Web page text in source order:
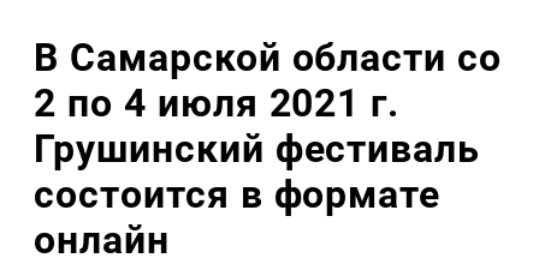
В Самарской области со
2 по 4 июля 2021 г.
Грушинский фестиваль
состоится в формате
онлайн